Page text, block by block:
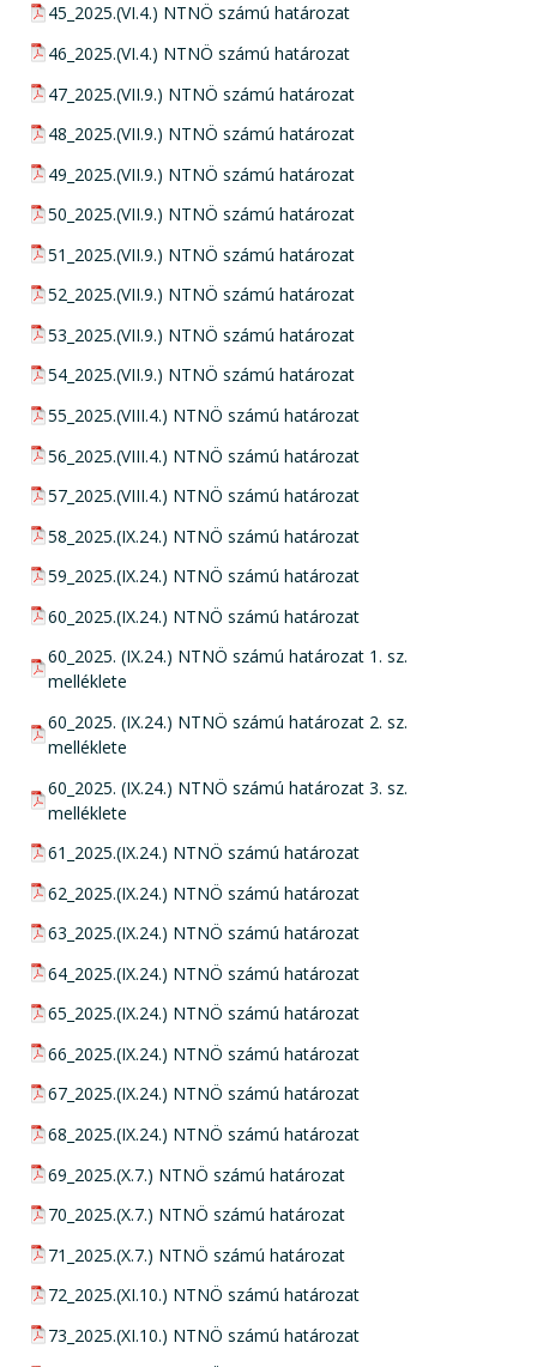
pdf csatolmány:
45_2025.(VI.4.) NTNÖ számú határozat
pdf csatolmány:
46_2025.(VI.4.) NTNÖ számú határozat
pdf csatolmány:
47_2025.(VII.9.) NTNÖ számú határozat
pdf csatolmány:
48_2025.(VII.9.) NTNÖ számú határozat
pdf csatolmány:
49_2025.(VII.9.) NTNÖ számú határozat
pdf csatolmány:
50_2025.(VII.9.) NTNÖ számú határozat
pdf csatolmány:
51_2025.(VII.9.) NTNÖ számú határozat
pdf csatolmány:
52_2025.(VII.9.) NTNÖ számú határozat
pdf csatolmány:
53_2025.(VII.9.) NTNÖ számú határozat
pdf csatolmány:
54_2025.(VII.9.) NTNÖ számú határozat
pdf csatolmány:
55_2025.(VIII.4.) NTNÖ számú határozat
pdf csatolmány:
56_2025.(VIII.4.) NTNÖ számú határozat
pdf csatolmány:
57_2025.(VIII.4.) NTNÖ számú határozat
pdf csatolmány:
58_2025.(IX.24.) NTNÖ számú határozat
pdf csatolmány:
59_2025.(IX.24.) NTNÖ számú határozat
pdf csatolmány:
60_2025.(IX.24.) NTNÖ számú határozat
pdf csatolmány:
60_2025. (IX.24.) NTNÖ számú határozat 1. sz.
melléklete
pdf csatolmány:
60_2025. (IX.24.) NTNÖ számú határozat 2. sz.
melléklete
pdf csatolmány:
60_2025. (IX.24.) NTNÖ számú határozat 3. sz.
melléklete
pdf csatolmány:
61_2025.(IX.24.) NTNÖ számú határozat
pdf csatolmány:
62_2025.(IX.24.) NTNÖ számú határozat
pdf csatolmány:
63_2025.(IX.24.) NTNÖ számú határozat
pdf csatolmány:
64_2025.(IX.24.) NTNÖ számú határozat
pdf csatolmány:
65_2025.(IX.24.) NTNÖ számú határozat
pdf csatolmány:
66_2025.(IX.24.) NTNÖ számú határozat
pdf csatolmány:
67_2025.(IX.24.) NTNÖ számú határozat
pdf csatolmány:
68_2025.(IX.24.) NTNÖ számú határozat
pdf csatolmány:
69_2025.(X.7.) NTNÖ számú határozat
pdf csatolmány:
70_2025.(X.7.) NTNÖ számú határozat
pdf csatolmány:
71_2025.(X.7.) NTNÖ számú határozat
pdf csatolmány:
72_2025.(XI.10.) NTNÖ számú határozat
pdf csatolmány:
73_2025.(XI.10.) NTNÖ számú határozat